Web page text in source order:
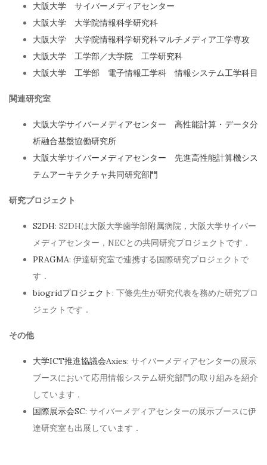
大阪大学 サイバーメディアセンター
大阪大学 大学院情報科学研究科
大阪大学 大学院情報科学研究科マルチメディア工学専攻
大阪大学 工学部／大学院 工学研究科
大阪大学 工学部 電子情報工学科 情報システム工学科目
関連研究室
大阪大学サイバーメディアセンター 高性能計算・データ分
析融合基盤協働研究所
大阪大学サイバーメディアセンター 先進高性能計算機シス
テムアーキテクチャ共同研究部門
研究プロジェクト
S2DH: S2DHは大阪大学歯学部附属病院，大阪大学サイバー
メディアセンター，NECとの共同研究プロジェクトです．
PRAGMA: 伊達研究室で連携する国際研究プロジェクトで
す．
biogridプロジェクト: 下條先生が研究代表を務めた研究プロ
ジェクトです．
その他
大学ICT推進協議会Axies: サイバーメディアセンターの展示
ブースにおいて応用情報システム研究部門の取り組みを紹介
しています．
国際展示会SC: サイバーメディアセンターの展示ブースに伊
達研究室も出展しています．